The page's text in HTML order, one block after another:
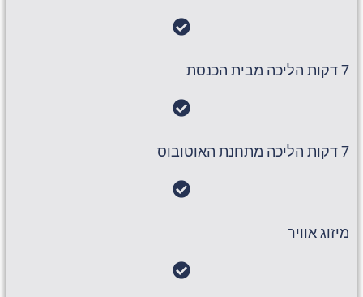
7 דקות הליכה מבית הכנסת
7 דקות הליכה מתחנת האוטובוס
מיזוג אוויר